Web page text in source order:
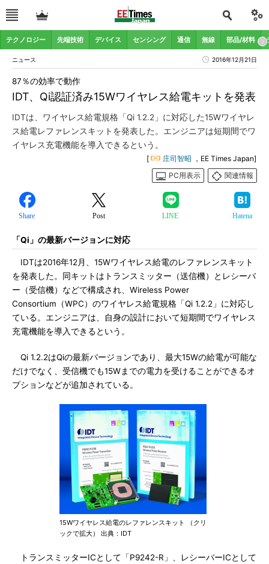
テクノロジー 先端技術 デバイス センシング 通信 無線 部品/材料
ニュース 2016年12月21日
IDT、Qi認証済み15Wワイヤレス給電キットを発表
87％の効率で動作
IDTは、ワイヤレス給電規格「Qi 1.2.2」に対応した15Wワイヤレ
ス給電レファレンスキットを発表した。エンジニアは短期間でワ
イヤレス充電機能を導入できるという。
[ 庄司智昭 ，EE Times Japan]
PC用表示
関連情報
Share Post LINE Hatena
「Qi」の最新バージョンに対応
IDTは2016年12月、15Wワイヤレス給電のレファレンスキット
を発表した。同キットはトランスミッター（送信機）とレシーバ
ー（受信機）などで構成され、Wireless Power
Consortium（WPC）のワイヤレス給電規格「Qi 1.2.2」に対応し
ている。エンジニアは、自身の設計において短期間でワイヤレス
充電機能を導入できるという。
Qi 1.2.2はQiの最新バージョンであり、最大15Wの給電が可能な
だけでなく、受信機でも15Wまでの電力を受けることができるオ
プションなどが追加されている。
15Wワイヤレス給電のレファレンスキット （クリ
ックで拡大） 出典：IDT
トランスミッターICとして「P9242-R」、レシーバーICとして